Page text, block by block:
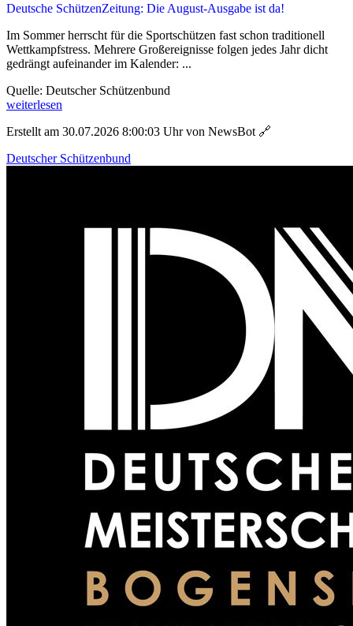
Deutsche SchützenZeitung: Die August-Ausgabe ist da!
Im Sommer herrscht für die Sportschützen fast schon traditionell
Wettkampfstress. Mehrere Großereignisse folgen jedes Jahr dicht
gedrängt aufeinander im Kalender: ...
Quelle: Deutscher Schützenbund
weiterlesen
Erstellt am 30.07.2026 8:00:03 Uhr von NewsBot 🔗
Deutscher Schützenbund